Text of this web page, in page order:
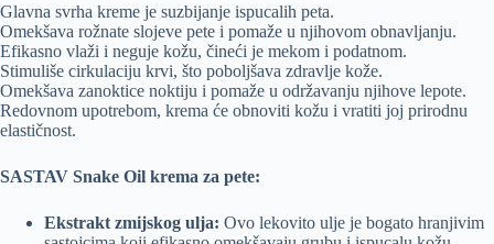
Glavna svrha kreme je suzbijanje ispucalih peta.
Omekšava rožnate slojeve pete i pomaže u njihovom obnavljanju.
Efikasno vlaži i neguje kožu, čineći je mekom i podatnom.
Stimuliše cirkulaciju krvi, što poboljšava zdravlje kože.
Omekšava zanoktice noktiju i pomaže u održavanju njihove lepote.
Redovnom upotrebom, krema će obnoviti kožu i vratiti joj prirodnu
elastičnost.
SASTAV Snake Oil krema za pete:
Ekstrakt zmijskog ulja: Ovo lekovito ulje je bogato hranjivim